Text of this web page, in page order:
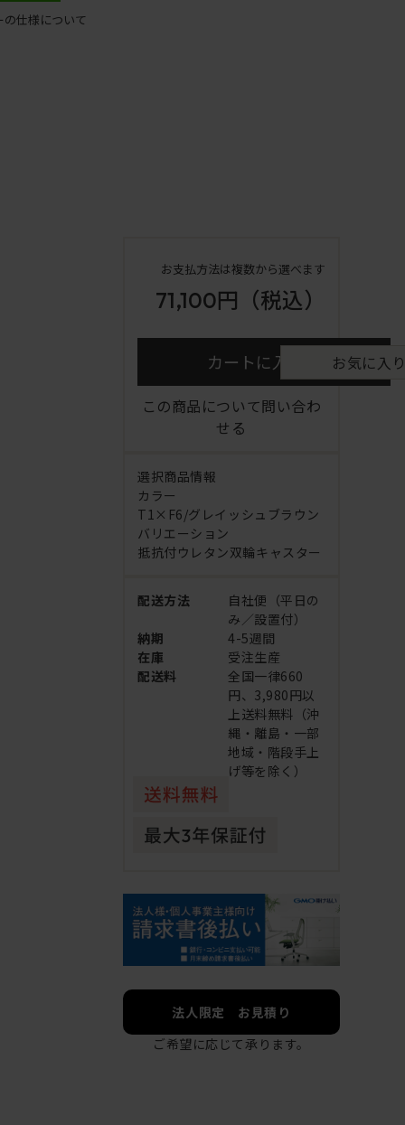
の仕様について
お支払方法は複数から選べます
71,100円 （税込）
カートに入れる お気に入
この商品について問い合わ
せる
選択商品情報
カラー
T1×F6/グレイッシュブラウン
バリエーション
抵抗付ウレタン双輪キャスター
配送方法
自社便（平日の
み／設置付）
納期
4-5週間
在庫
受注生産
配送料
全国一律660
円、3,980円以
上送料無料（沖
縄・離島・一部
地域・階段手上
げ等を除く）
法人限定 お見積り
ご希望に応じて承ります。